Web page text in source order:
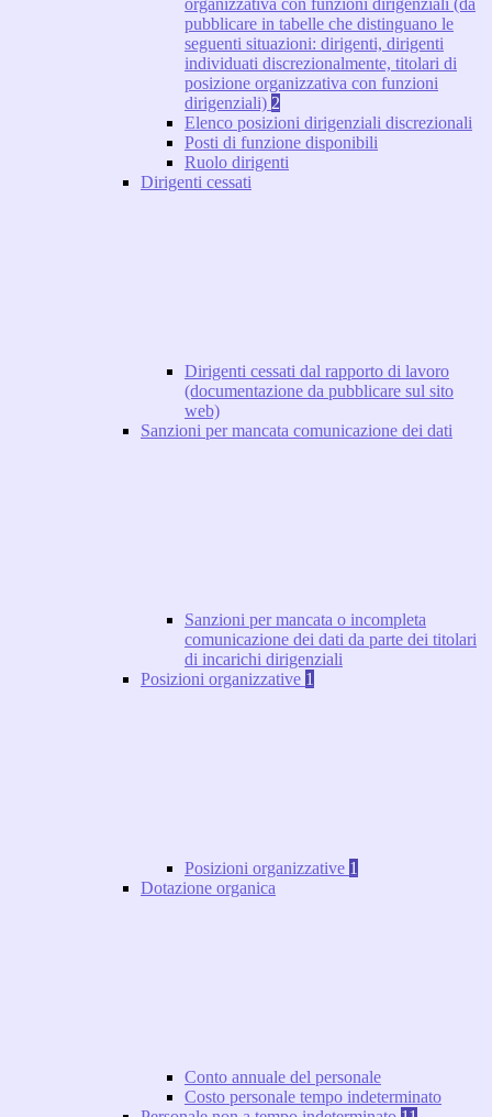
organizzativa con funzioni dirigenziali (da
pubblicare in tabelle che distinguano le
seguenti situazioni: dirigenti, dirigenti
individuati discrezionalmente, titolari di
posizione organizzativa con funzioni
dirigenziali) 2
Elenco posizioni dirigenziali discrezionali
Posti di funzione disponibili
Ruolo dirigenti
Dirigenti cessati
Dirigenti cessati dal rapporto di lavoro
(documentazione da pubblicare sul sito
web)
Sanzioni per mancata comunicazione dei dati
Sanzioni per mancata o incompleta
comunicazione dei dati da parte dei titolari
di incarichi dirigenziali
Posizioni organizzative 1
Posizioni organizzative 1
Dotazione organica
Conto annuale del personale
Costo personale tempo indeterminato